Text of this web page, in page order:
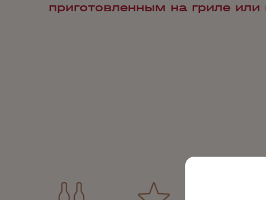
приготовленным на гриле